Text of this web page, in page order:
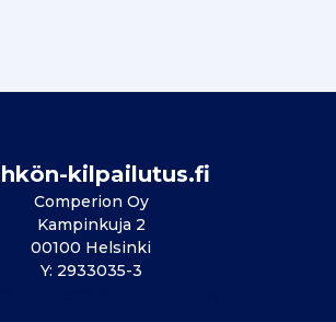
kilpailutus.fi
Comperion Oy
Kampinkuja 2
00100 Helsinki
Y: 2933035-3